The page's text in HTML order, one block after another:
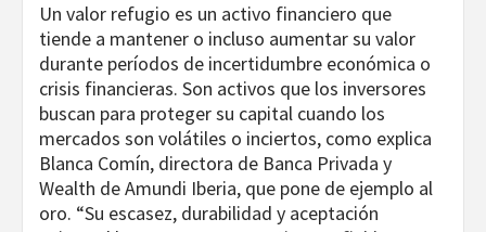
Un valor refugio es un activo financiero que
tiende a mantener o incluso aumentar su valor
durante períodos de incertidumbre económica o
crisis financieras. Son activos que los inversores
buscan para proteger su capital cuando los
mercados son volátiles o inciertos, como explica
Blanca Comín, directora de Banca Privada y
Wealth de Amundi Iberia, que pone de ejemplo al
oro. “Su escasez, durabilidad y aceptación